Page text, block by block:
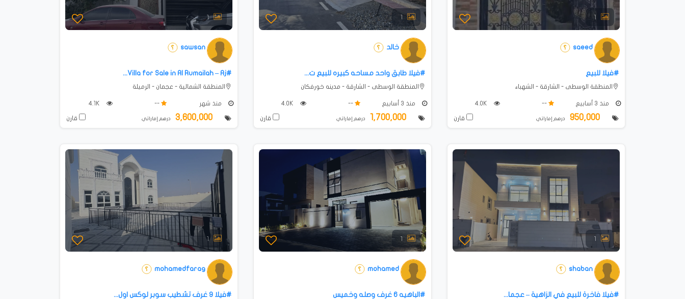
1
saeed
#فيلا للبيع
المنطقة الوسطى - الشارقة - الشهباء
منذ 3 أسابيع --
درهم إماراتي قارن
1
خالد
#فيلا طابق واحد مساحه كبيره للبيع ت...
المنطقة الوسطى - الشارقة - مدينه خورفكان
منذ 3 أسابيع --
درهم إماراتي قارن
1
sawsan
#Villa for Sale in Al Rumailah – Aj...
المنطقة الشمالية - عجمان - الرميلة
منذ شهر --
درهم إماراتي قارن
1
shaban
#فيلا فاخرة للبيع في الزاهية – عجما...
1
mohamed
#الباهيه ⁦⁦6⁩⁩ غرف وصله وخميس
1
mohamedfarag
#فيلا ⁦⁦9⁩⁩ غرف تشطيب سوبر لوكس اول...